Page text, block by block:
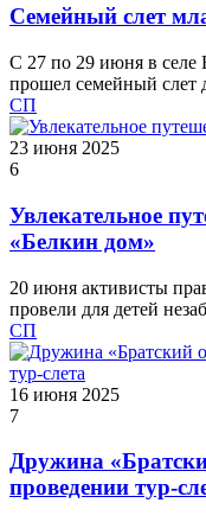
Семейный слет
С 27 по 29 июня в селе
прошел семейный слет
СП
23 июня 2025
6
Увлекательное
«Белкин дом»
20 июня активисты
провели для детей
СП
16 июня 2025
7
Дружина
проведении тур-